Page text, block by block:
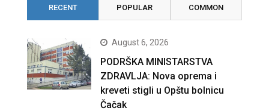
RECENT POPULAR COMMON
August 6, 2026
PODRŠKA MINISTARSTVA
ZDRAVLJA: Nova oprema i
kreveti stigli u Opštu bolnicu
Čačak